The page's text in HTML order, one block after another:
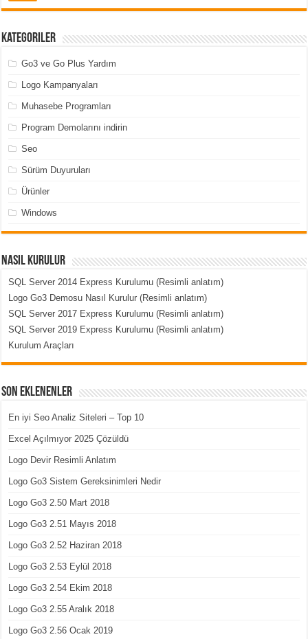
Kategoriler
Go3 ve Go Plus Yardım
Logo Kampanyaları
Muhasebe Programları
Program Demolarını indirin
Seo
Sürüm Duyuruları
Ürünler
Windows
Nasıl Kurulur
SQL Server 2014 Express Kurulumu (Resimli anlatım)
Logo Go3 Demosu Nasıl Kurulur (Resimli anlatım)
SQL Server 2017 Express Kurulumu (Resimli anlatım)
SQL Server 2019 Express Kurulumu (Resimli anlatım)
Kurulum Araçları
Son Eklenenler
En iyi Seo Analiz Siteleri – Top 10
Excel Açılmıyor 2025 Çözüldü
Logo Devir Resimli Anlatım
Logo Go3 Sistem Gereksinimleri Nedir
Logo Go3 2.50 Mart 2018
Logo Go3 2.51 Mayıs 2018
Logo Go3 2.52 Haziran 2018
Logo Go3 2.53 Eylül 2018
Logo Go3 2.54 Ekim 2018
Logo Go3 2.55 Aralık 2018
Logo Go3 2.56 Ocak 2019